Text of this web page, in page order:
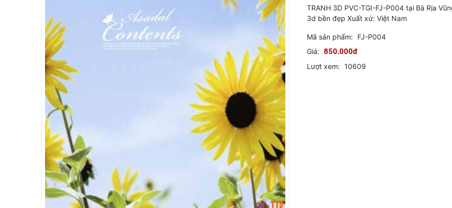
TRANH 3D PVC-TGI-FJ-P004 tại Bà Rịa
3d bền đẹp Xuất xứ: Việt Nam
Mã sản phẩm:
FJ-P004
Giá: 850.000đ
Lượt xem: 10609